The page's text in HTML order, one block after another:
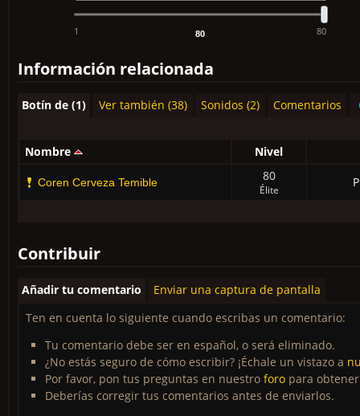
1 80
Información relacionada
Botín de (1) Ver también (38) Sonidos (2) Comentarios
Nombre Nivel
Coren Cerveza Temible 80
Élite
Contribuir
Añadir tu comentario
Enviar una captura de pantalla
Ten en cuenta lo siguiente cuando escribas un comentario:
Tu comentario debe ser en español, o será eliminado.
¿No estás seguro de cómo escribir? ¡Échale un vistazo a
Por favor, pon tus preguntas en nuestro foro para
Deberías corregir tus comentarios antes de enviarlos.